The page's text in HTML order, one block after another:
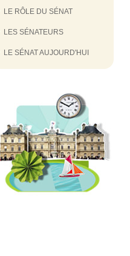
LE RÔLE DU SÉNAT
LES SÉNATEURS
LE SÉNAT AUJOURD'HUI